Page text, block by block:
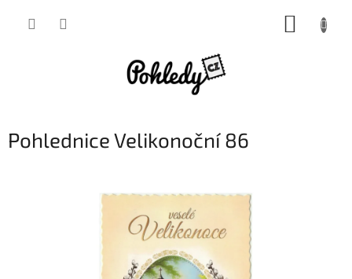
Pohlednice Velikonoční 86